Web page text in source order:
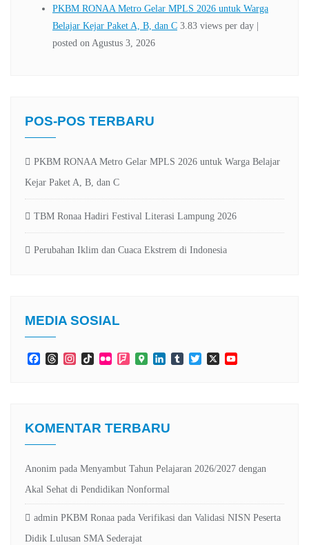
POS-POS TERBARU
PKBM RONAA Metro Gelar MPLS 2026 untuk Warga Belajar
Kejar Paket A, B, dan C
TBM Ronaa Hadiri Festival Literasi Lampung 2026
Perubahan Iklim dan Cuaca Ekstrem di Indonesia
MEDIA SOSIAL
FacebookThreadsInstagramTikTokFlickr Foursquare
GoogleLinkedInTumblrTwitter
X
KOMENTAR TERBARU
Anonim pada Menyambut Tahun Pelajaran 2026/2027 dengan
Akal Sehat di Pendidikan Nonformal
admin PKBM Ronaa pada Verifikasi dan Validasi NISN Peserta
Didik Lulusan SMA Sederajat